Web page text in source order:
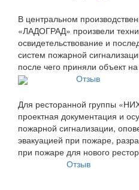
В центральном
«ЛАДОГРАД» произвели
освидетельствование и
систем пожарной
после чего приняли объект
Отзыв
Для ресторанной группы
проектная документация и
пожарной сигнализации,
эвакуацией при пожаре,
при пожаре для нового
Отзыв